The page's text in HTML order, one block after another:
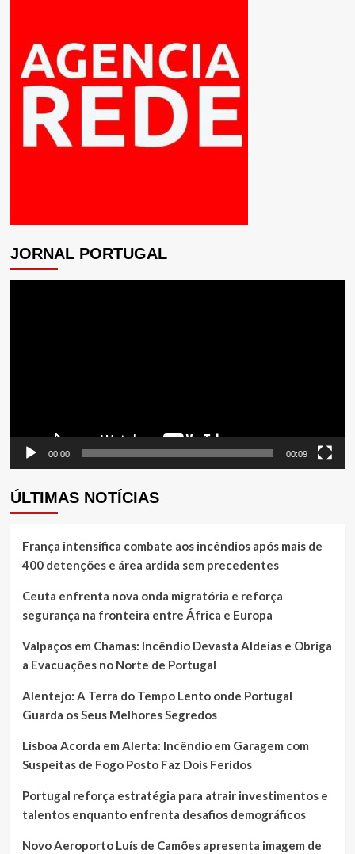
JORNAL PORTUGAL
00:00 00:09
ÚLTIMAS NOTÍCIAS
França intensifica combate aos incêndios após mais de
400 detenções e área ardida sem precedentes
Ceuta enfrenta nova onda migratória e reforça
segurança na fronteira entre África e Europa
Valpaços em Chamas: Incêndio Devasta Aldeias e Obriga
a Evacuações no Norte de Portugal
Alentejo: A Terra do Tempo Lento onde Portugal
Guarda os Seus Melhores Segredos
Lisboa Acorda em Alerta: Incêndio em Garagem com
Suspeitas de Fogo Posto Faz Dois Feridos
Portugal reforça estratégia para atrair investimentos e
talentos enquanto enfrenta desafios demográficos
Novo Aeroporto Luís de Camões apresenta imagem de